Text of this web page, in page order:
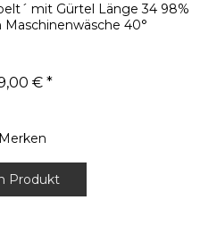
mit Gürtel Länge 34 98%
Maschinenwäsche 40°
€ *
Merken
Produkt